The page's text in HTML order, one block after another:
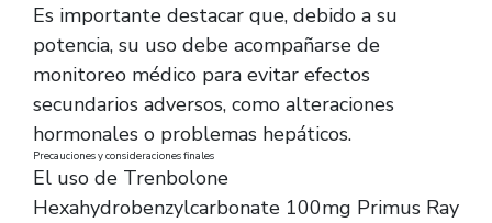
Es importante destacar que, debido a su
potencia, su uso debe acompañarse de
monitoreo médico para evitar efectos
secundarios adversos, como alteraciones
hormonales o problemas hepáticos.
Precauciones y consideraciones finales
El uso de Trenbolone
Hexahydrobenzylcarbonate 100mg Primus Ray